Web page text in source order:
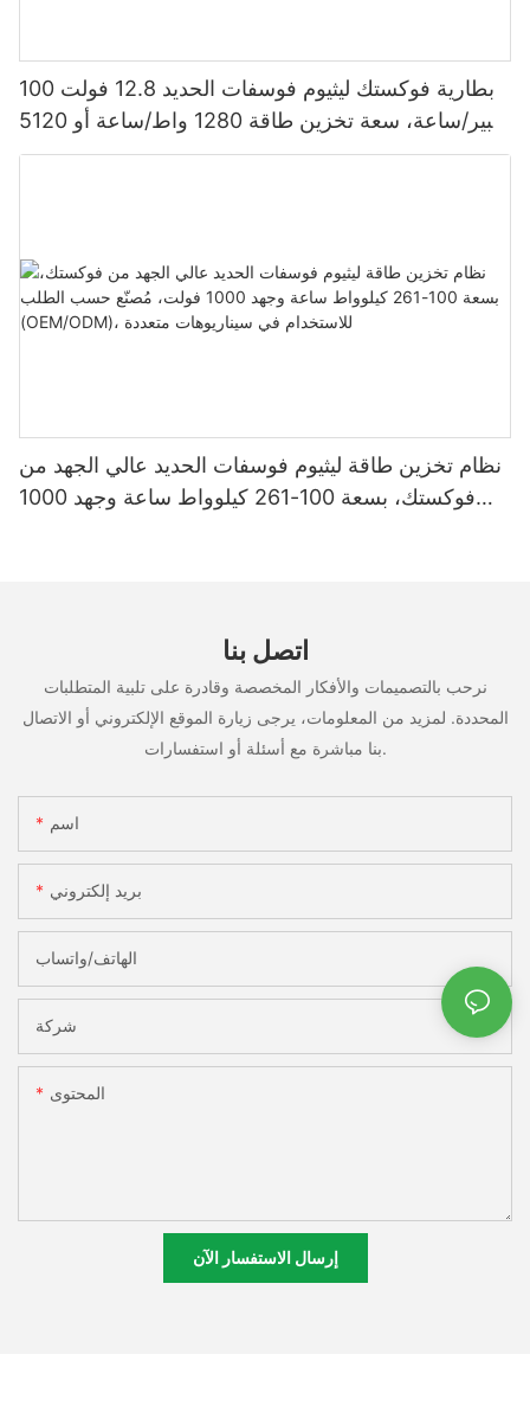
بطارية فوكستك ليثيوم فوسفات الحديد 12.8 فولت 100
أمبير/ساعة، سعة تخزين طاقة 1280 واط/ساعة أو 5120
واط/ساعة، مقاومة للماء والغبار بمعيار IP65، مناسبة
نظام تخزين طاقة ليثيوم فوسفات الحديد عالي الجهد من
فوكستك، بسعة 100-261 كيلوواط ساعة وجهد 1000
اتصل بنا
نرحب بالتصميمات والأفكار المخصصة وقادرة على تلبية المتطلبات
المحددة. لمزيد من المعلومات، يرجى زيارة الموقع الإلكتروني أو الاتصال
بنا مباشرة مع أسئلة أو استفسارات.
اسم
بريد إلكتروني
الهاتف/واتساب
شركة
المحتوى
إرسال الاستفسار الآن